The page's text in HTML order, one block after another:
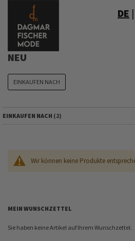
ZUM
DE |
NEU
Wir können keine Produkte
EINKAUFEN NACH
EINKAUFEN NACH
MEIN WUNSCHZETTEL
Sie haben keine Artikel auf Ihrem Wunschzettel.